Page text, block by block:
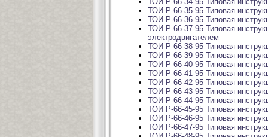
ТОИ Р-66-35-95 Типовая
ТОИ Р-66-36-95 Типовая
ТОИ Р-66-37-95 Типовая
электродвигателем
ТОИ Р-66-38-95 Типовая
ТОИ Р-66-39-95 Типовая
ТОИ Р-66-40-95 Типовая
ТОИ Р-66-41-95 Типовая
ТОИ Р-66-42-95 Типовая
ТОИ Р-66-43-95 Типовая
ТОИ Р-66-44-95 Типовая
ТОИ Р-66-45-95 Типовая
ТОИ Р-66-46-95 Типовая
ТОИ Р-66-47-95 Типовая